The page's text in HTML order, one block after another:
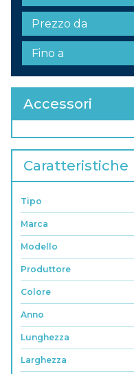
Accessori
Caratteristiche
Tipo
Marca
Modello
Produttore
Colore
Anno
Lunghezza
Larghezza